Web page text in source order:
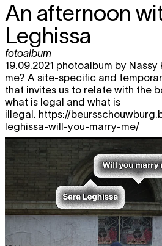
An afternoon
Leghissa
fotoalbum
19.09.2021 photoalbum by Nassy
me? A site-specific and
that invites us to relate with the
what is legal and what is
illegal. https://
leghissa-will-you-marry-me/